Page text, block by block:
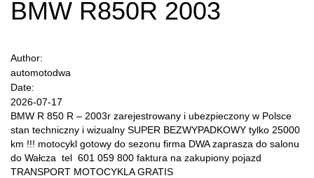
BMW R850R 2003
Author:
automotodwa
Date:
2026-07-17
BMW R 850 R – 2003r zarejestrowany i ubezpieczony w Polsce
stan techniczny i wizualny SUPER BEZWYPADKOWY tylko 25000
km !!! motocykl gotowy do sezonu firma DWA zaprasza do salonu
do Wałcza tel 601 059 800 faktura na zakupiony pojazd
TRANSPORT MOTOCYKLA GRATIS